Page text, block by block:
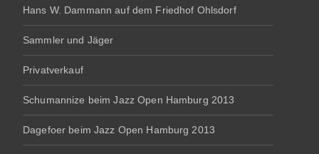
Hans W. Dammann auf dem Friedhof Ohlsdorf
Sammler und Jäger
Privatverkauf
Schumannize beim Jazz Open Hamburg 2013
Dagefoer beim Jazz Open Hamburg 2013